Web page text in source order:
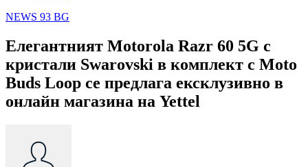
NEWS 93 BG
Елегантният Motorola Razr 60 5G с
кристали Swarovski в комплект с Moto
Buds Loop се предлага ексклузивно в
онлайн магазина на Yettel